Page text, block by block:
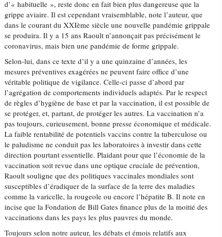
d’« habituelle », reste donc en fait bien plus dangereuse que la
grippe aviaire. Il est cependant vraisemblable, note l’auteur, que
dans le courant du XXIème siècle une nouvelle pandémie grippale
se produira. Il y a 15 ans Raoult n’annonçait pas précisément le
coronavirus, mais bien une pandémie de forme grippale.
Selon-lui, dans ce texte d’il y a une quinzaine d’années, les
mesures préventives exagérées ne peuvent faire office d’une
véritable politique de vigilance. Celle-ci passe d’abord par
l’agrégation de comportements individuels adaptés. Par le respect
de règles d’hygiène de base et par la vaccination, il est possible de
se protéger, et, partant, de protéger les autres. La vaccination n’a
pas toujours, curieusement, bonne presse économique et médicale.
La faible rentabilité de potentiels vaccins contre la tuberculose ou
le paludisme ne conduit pas les laboratoires à investir dans cette
direction pourtant essentielle. Plaidant pour que l’économie de la
vaccination soit revue dans une optique cruciale de prévention,
Raoult souligne que des politiques vaccinales mondiales sont
susceptibles d’éradiquer de la surface de la terre des maladies
comme la varicelle, la rougeole ou encore l’hépatite B. Il note en
incise que la Fondation de Bill Gates finance plus de la moitié des
vaccinations dans les pays les plus pauvres du monde.
Toujours selon notre auteur, les débats et émois relatifs aux